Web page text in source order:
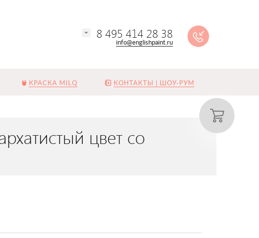
8 495 414 28 38
info@englishpaint.ru
КРАСКА MILQ КОНТАКТЫ | ШОУ-РУМ
цвет со